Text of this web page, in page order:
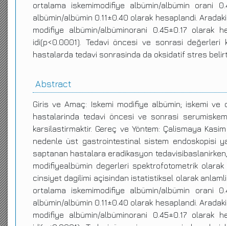
ortalama iskemimodifiye albümin/albümin orani
albümin/albümin 0.11±0.40 olarak hesaplandi.
modifiye albümin/albüminorani 0.45±0.17
idi(p<0.0001). Tedavi öncesi ve sonrasi
hastalarda tedavi sonrasinda da oksidatif stres
Abstract
Giris ve Amaç: Iskemi modifiye albümin; iskemi
hastalarinda tedavi öncesi ve sonrasi
karsilastirmaktir. Gereç ve Yöntem: Çalismaya
nedenle üst gastrointestinal sistem endoskopisi
saptanan hastalara eradikasyon
modifiyealbümin degerleri spektrofotometrik
cinsiyet dagilimi açisindan istatistiksel olarak
ortalama iskemimodifiye albümin/albümin orani
albümin/albümin 0.11±0.40 olarak hesaplandi.
modifiye albümin/albüminorani 0.45±0.17